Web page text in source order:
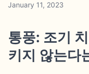
January 11, 2023
통풍: 조기
키지 않는다